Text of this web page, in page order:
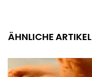
ÄHNLICHE ARTIKEL